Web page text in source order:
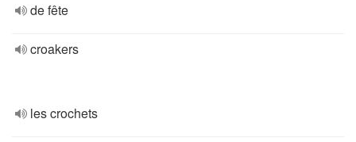
de fête
croakers
les crochets